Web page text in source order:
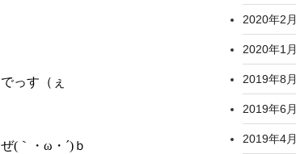
2020年2月
2020年1月
2019年8月
2019年6月
2019年4月